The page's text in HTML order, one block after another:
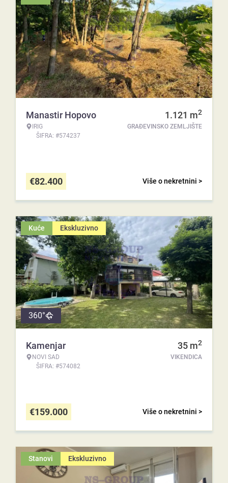
Manastir Hopovo
IRIG
ŠIFRA: #574237
1.121 m2
GRAĐEVINSKO ZEMLJIŠTE
Više o nekretnini >
€82.400
Kuće Ekskluzivno
360°
Kamenjar
NOVI SAD
ŠIFRA: #574082
35 m2
VIKENDICA
Više o nekretnini >
€159.000
Stanovi Ekskluzivno